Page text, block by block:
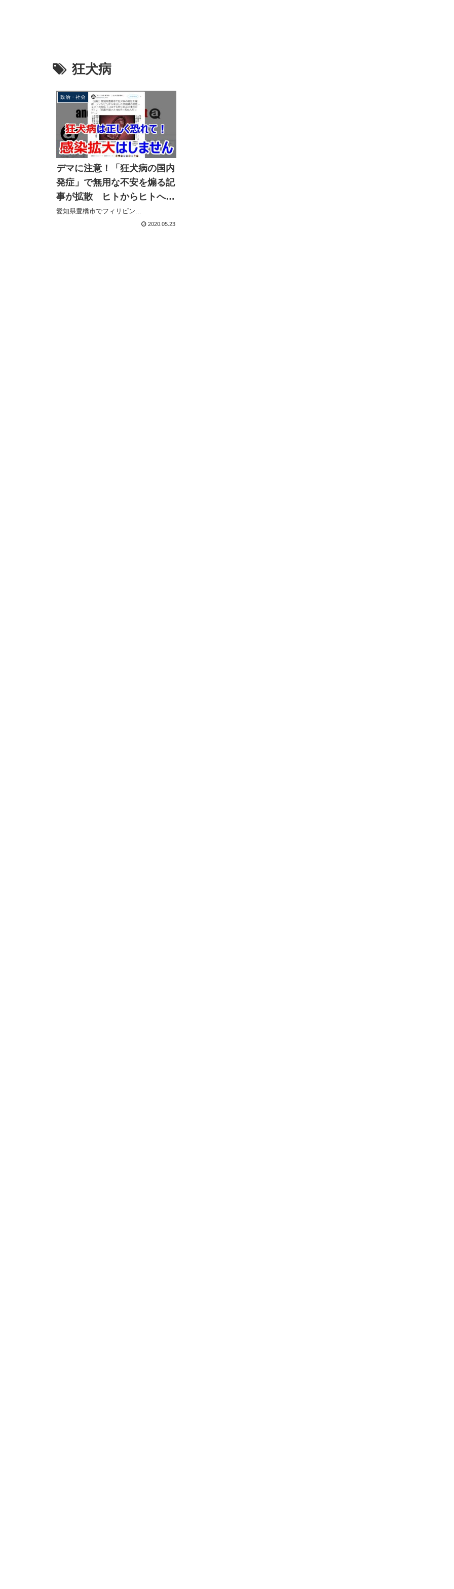
狂犬病
政治・社会
デマに注意！「狂犬病の国内
発症」で無用な不安を煽る記
事が拡散 ヒトからヒトへの
感染はなく流行はしません
愛知県豊橋市でフィリピン...
2020.05.23